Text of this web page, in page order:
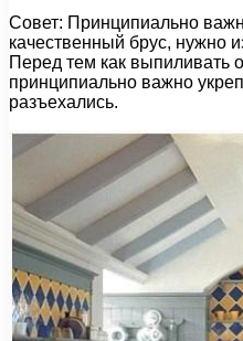
Совет: Принципиально
качественный брус, нужно
Перед тем как выпиливать
принципиально важно
разъехались.